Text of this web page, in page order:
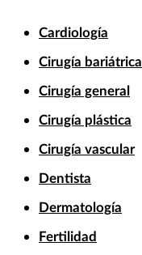
Cardiología
Cirugía bariátrica
Cirugía general
Cirugía plástica
Cirugía vascular
Dentista
Dermatología
Fertilidad